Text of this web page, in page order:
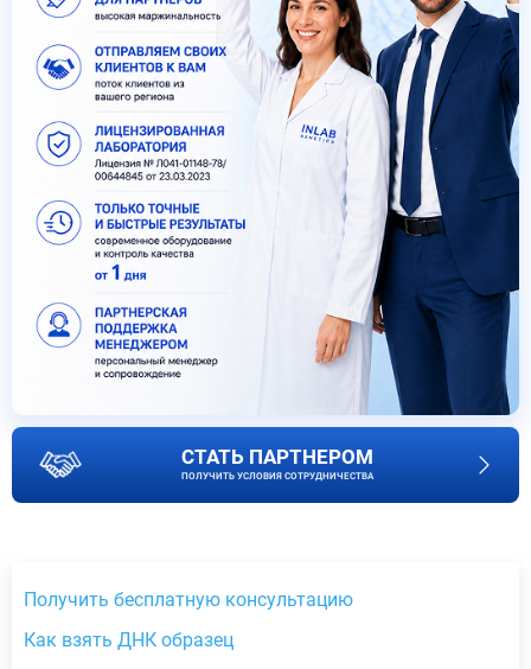
СТАТЬ ПАРТНЕРОМ
ПОЛУЧИТЬ УСЛОВИЯ СОТРУДНИЧЕСТВА
Получить бесплатную консультацию
Как взять ДНК образец